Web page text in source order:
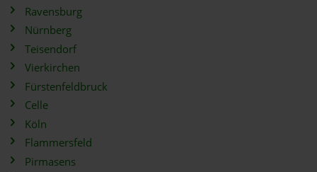
Ravensburg
Nürnberg
Teisendorf
Vierkirchen
Fürstenfeldbruck
Celle
Köln
Flammersfeld
Pirmasens